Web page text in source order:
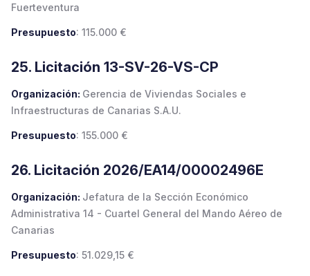
Fuerteventura
Presupuesto: 115.000 €
25. Licitación 13-SV-26-VS-CP
Organización: Gerencia de Viviendas Sociales e
Infraestructuras de Canarias S.A.U.
Presupuesto: 155.000 €
26. Licitación 2026/EA14/00002496E
Organización: Jefatura de la Sección Económico
Administrativa 14 - Cuartel General del Mando Aéreo de
Canarias
Presupuesto: 51.029,15 €